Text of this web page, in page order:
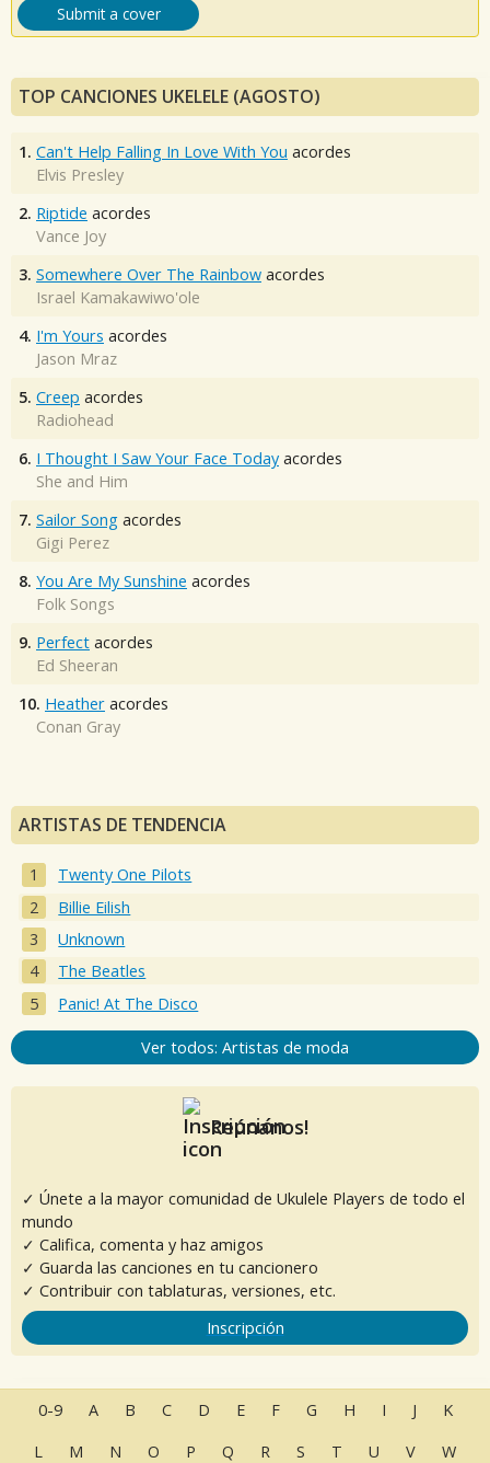
Submit a cover
TOP CANCIONES UKELELE (AGOSTO)
1. Can't Help Falling In Love With You acordes
Elvis Presley
2. Riptide acordes
Vance Joy
3. Somewhere Over The Rainbow acordes
Israel Kamakawiwo'ole
4. I'm Yours acordes
Jason Mraz
5. Creep acordes
Radiohead
6. I Thought I Saw Your Face Today acordes
She and Him
7. Sailor Song acordes
Gigi Perez
8. You Are My Sunshine acordes
Folk Songs
9. Perfect acordes
Ed Sheeran
10. Heather acordes
Conan Gray
ARTISTAS DE TENDENCIA
Twenty One Pilots
Billie Eilish
Unknown
The Beatles
Panic! At The Disco
Ver todos: Artistas de moda
Reúnanos!
✓ Únete a la mayor comunidad de Ukulele Players de todo el
mundo
✓ Califica, comenta y haz amigos
✓ Guarda las canciones en tu cancionero
✓ Contribuir con tablaturas, versiones, etc.
Inscripción
0-9 A B C D E F G H I J
K
L
M N O P Q R S T U V W